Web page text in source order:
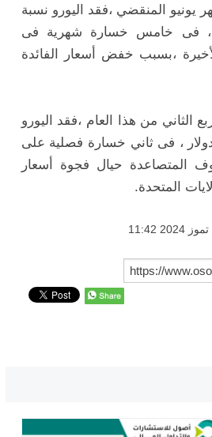
يونيو المنقضي ،فقد اليورو نسبة
، ‏فى خامس خسارة شهرية فى
،بسبب خفض أسعار ‏الفائدة
الثاني من هذا العام ،فقد اليورو
‏الدولار ، فى ثاني خسارة فصلية على
المتصاعدة حيال ‏فجوة أسعار
المتحدة.‏